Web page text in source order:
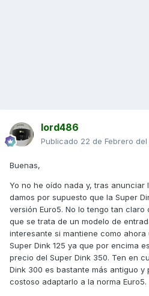
lord486
Publicado 22 de Febrero del
Buenas,
Yo no he oído nada y, tras anunciar
damos por supuesto que la Super
versión Euro5. No lo tengo tan
que se trata de un modelo de
interesante si mantiene como
Super Dink 125 ya que por encima
precio del Super Dink 350. Ten en
Dink 300 es bastante más antiguo y
costoso adaptarlo a la norma Euro5.